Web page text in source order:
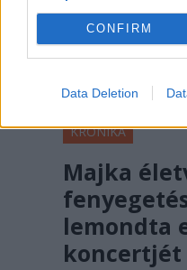
CONFIRM
Data Deletion
KRÓNIKA
Majka
lemondta
koncertjét